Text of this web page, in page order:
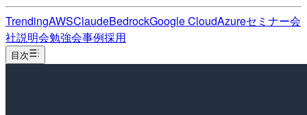
TrendingAWSClaudeBedrockGoogle CloudAzureセミナー会
社説明会勉強会事例採用
目次